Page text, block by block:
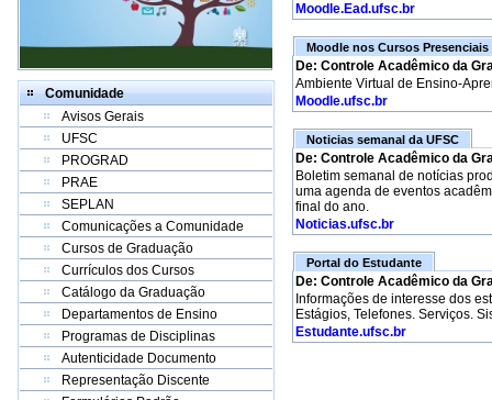
Comunidade
Avisos Gerais
UFSC
PROGRAD
PRAE
SEPLAN
Comunicações a Comunidade
Cursos de Graduação
Currículos dos Cursos
Catálogo da Graduação
Departamentos de Ensino
Programas de Disciplinas
Autenticidade Documento
Representação Discente
Moodle.Ead.ufsc.br
Moodle nos Cursos Presenciais
De: Controle Acadêmico da
Ambiente Virtual de Ensino-
Moodle.ufsc.br
Noticias semanal da UFSC
De: Controle Acadêmico da
Boletim semanal de notícias
uma agenda de eventos
final do ano.
Noticias.ufsc.br
Portal do Estudante
De: Controle Acadêmico da
Informações de interesse dos
Estágios, Telefones. Serviços.
Estudante.ufsc.br